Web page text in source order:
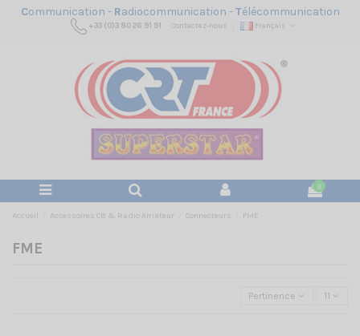
Communication - Radiocommunication -Télécommunication
+33 (0)3 80 26 91 91 Contactez-nous Français
0
Accueil Accessoires CB & Radio Amateur Connecteurs FME
FME
Pertinence 11